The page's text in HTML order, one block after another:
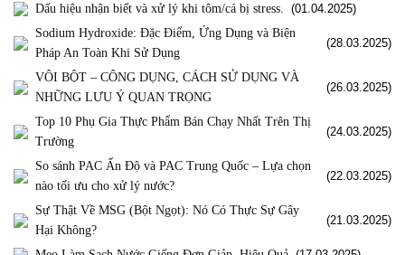
Dấu hiệu nhận biết và xử lý khi tôm/cá bị stress.
(01.04.2025)
Sodium Hydroxide: Đặc Điểm, Ứng Dụng và Biện
Pháp An Toàn Khi Sử Dụng
(28.03.2025)
VÔI BỘT – CÔNG DỤNG, CÁCH SỬ DỤNG VÀ
NHỮNG LƯU Ý QUAN TRỌNG
(26.03.2025)
Top 10 Phụ Gia Thực Phẩm Bán Chạy Nhất Trên Thị
Trường
(24.03.2025)
So sánh PAC Ấn Độ và PAC Trung Quốc – Lựa chọn
nào tối ưu cho xử lý nước?
(22.03.2025)
Sự Thật Về MSG (Bột Ngọt): Nó Có Thực Sự Gây
Hại Không?
(21.03.2025)